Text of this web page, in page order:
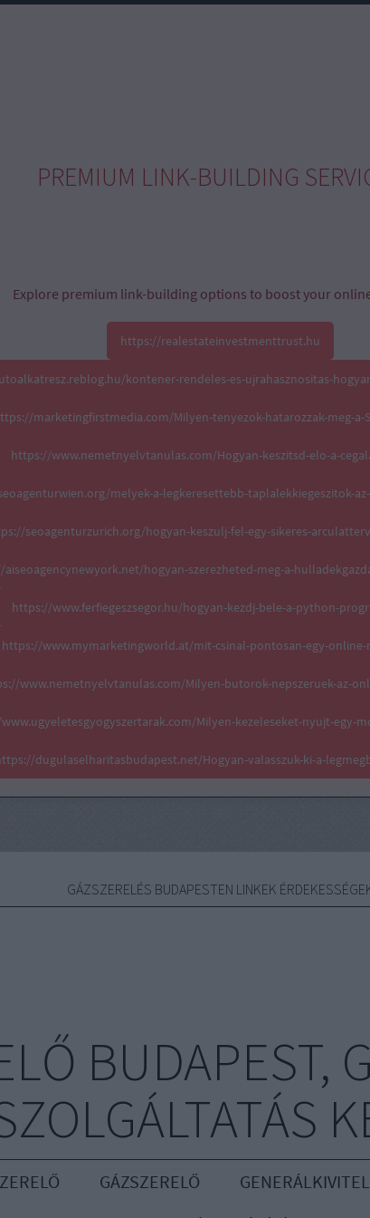
PREMIUM LINK-BUILDING
Explore premium link-building options to boost your
https://realestateinvestmenttrust.hu
kontener-rendeles-es-ujrahasznositas-
marketingfirstmedia.com/Milyen-tenyezok-hatarozzak-meg-a-
https://www.nemetnyelvtanulas.com/Hogyan-keszitsd-elo-a-
melyek-a-legkeresettebb-taplalekkiegeszitok-
seoagenturzurich.org/hogyan-keszulj-fel-egy-sikeres-
hogyan-szerezheted-meg-a-
https://www.ferfiegeszsegor.hu/hogyan-kezdj-bele-a-python-
https://www.mymarketingworld.at/mit-csinal-pontosan-egy-
www.nemetnyelvtanulas.com/Milyen-butorok-nepszeruek-az-
Milyen-kezeleseket-nyujt-egy-
dugulaselharitasbudapest.net/Hogyan-valasszuk-ki-a-
GÁZSZERELÉS BUDAPESTEN LINKEK
BUDAPEST,
GÁZSZERELŐ